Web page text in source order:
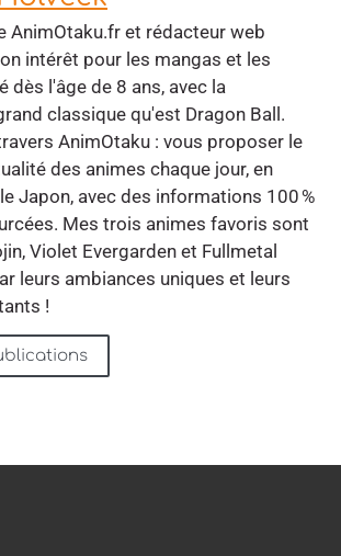
AnimOtaku.fr et rédacteur web
intérêt pour les mangas et les
dès l'âge de 8 ans, avec la
classique qu'est Dragon Ball.
AnimOtaku : vous proposer le
des animes chaque jour, en
Japon, avec des informations 100 %
Mes trois animes favoris sont
Violet Evergarden et Fullmetal
leurs ambiances uniques et leurs
!